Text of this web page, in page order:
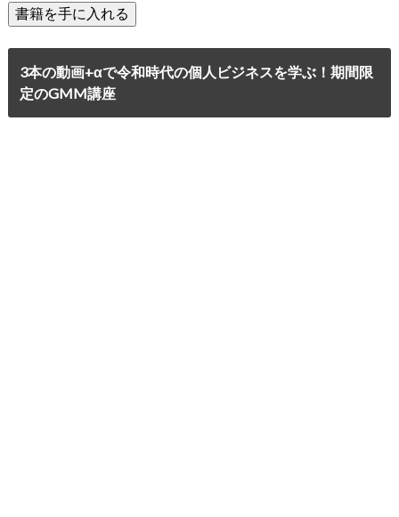
3本の動画+αで令和時代の個人ビジネスを学ぶ！期間限
定のGMM講座